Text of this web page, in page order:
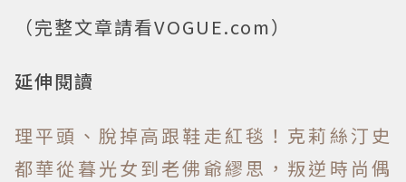
（完整文章請看VOGUE.com）
延伸閱讀
理平頭、脫掉高跟鞋走紅毯！克莉絲汀史
都華從暮光女到老佛爺繆思，叛逆時尚偶